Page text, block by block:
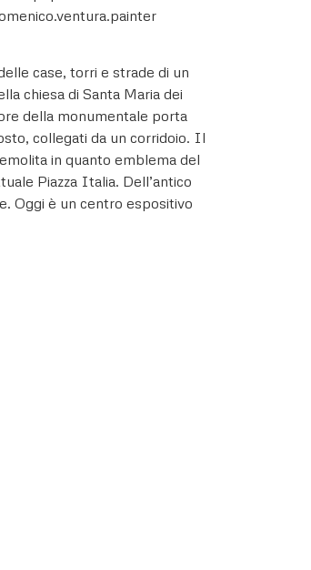
case, torri e strade di un
chiesa di Santa Maria dei
della monumentale porta
collegati da un corridoio. Il
in quanto emblema del
Piazza Italia. Dell’antico
Oggi è un centro espositivo